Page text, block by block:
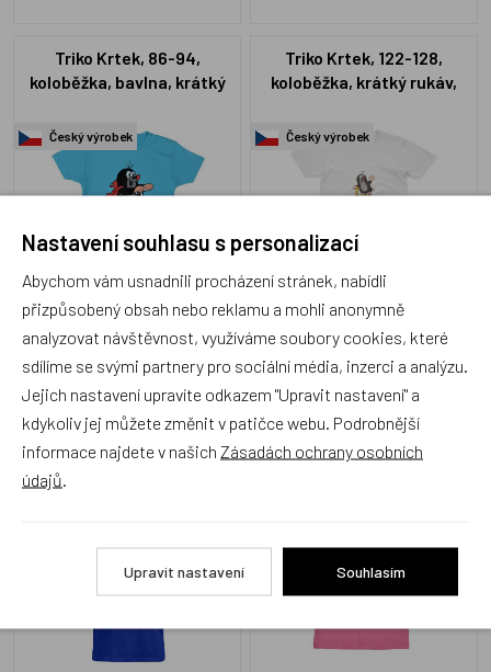
Triko Krtek, 86-94,
koloběžka, bavlna, krátký
Český výrobek
M78333A0
Skladem 1 ks
299 Kč
Triko Krtek, 122-128,
koloběžka, krátký rukáv,
Český výrobek
M78303A3
Skladem 1 ks
349 Kč
Tričko Pat a Mat Gesto pro
dospělé royal modré
Triko Krtek, 116-128,
Nastavení souhlasu s personalizací
Abychom vám usnadnili procházení stránek, nabídli
přizpůsobený obsah nebo reklamu a mohli anonymně
analyzovat návštěvnost, využíváme soubory cookies, které
sdílíme se svými partnery pro sociální média, inzerci a analýzu.
Jejich nastavení upravíte odkazem "Upravit nastavení" a
kdykoliv jej můžete změnit v patičce webu. Podrobnější
informace najdete v našich Zásadách ochrany osobních
údajů
Upravit nastavení Souhlasím